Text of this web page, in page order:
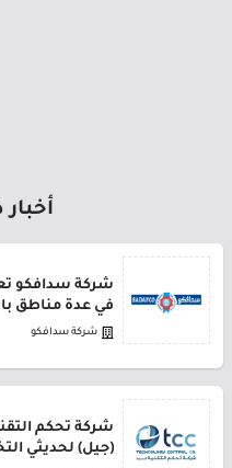
شركة سدافكو
في عدة مناطق
شركة سدافكو
شركة تحكم
(جيل) لحديثي